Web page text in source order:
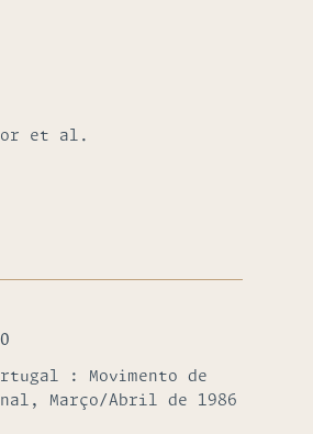
et al.
: Movimento de
Março/Abril de 1986